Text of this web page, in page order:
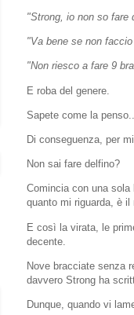
"Strong, io non so fare
"Va bene se non
"Non riesco a fare 9
E roba del genere.
Sapete come la
Di conseguenza, per
Non sai fare delfino?
Comincia con una
quanto mi riguarda, è
E così la virata, le
decente.
Nove bracciate senza
davvero Strong ha
Dunque, quando vi